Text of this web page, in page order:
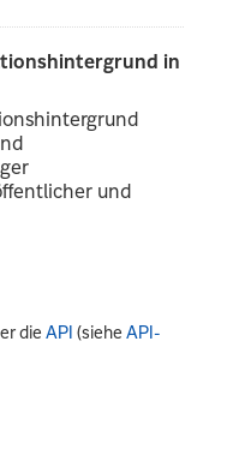
in
und
dieAPI (sieheAPI-